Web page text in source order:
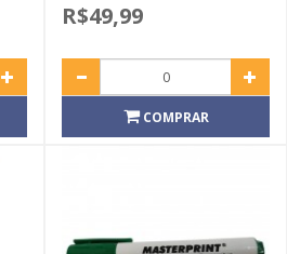
R$49,99
COMPRAR